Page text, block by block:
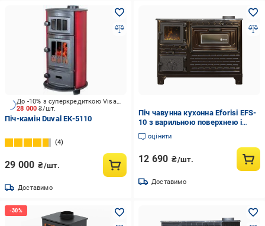
28 000₴/шт.
До -10% з суперкредиткою Visa Вигода
Піч-камін Duval EK-5110
4
29 000 ₴/шт.
Доставимо
Піч чавунна кухонна Eforisi EFS-
10 з варильною поверхнею і
духовкою 8,6 кВт (33087466)
оцінити
12 690 ₴/шт.
Доставимо